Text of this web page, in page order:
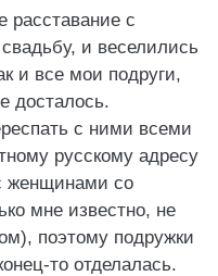
расставание с
и веселились
и все мои подруги,
досталось.
с ними всеми
русскому адресу
женщинами со
мне известно, не
поэтому подружки
то отделалась.